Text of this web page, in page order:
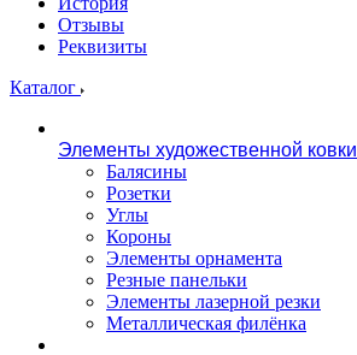
Отзывы
Реквизиты
Каталог
Элементы художественной ковки
Балясины
Розетки
Углы
Короны
Элементы орнамента
Резные панельки
Элементы лазерной резки
Металлическая филёнка